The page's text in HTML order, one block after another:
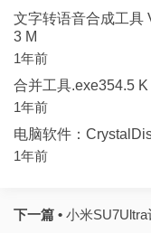
文字转语音合成工具
3 M
1年前
合并工具.exe354.5 K
1年前
电脑软件：
1年前
下一篇 • 小米